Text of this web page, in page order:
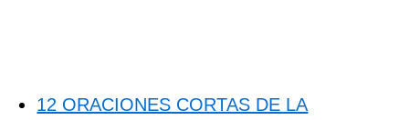
12 ORACIONES CORTAS DE LA